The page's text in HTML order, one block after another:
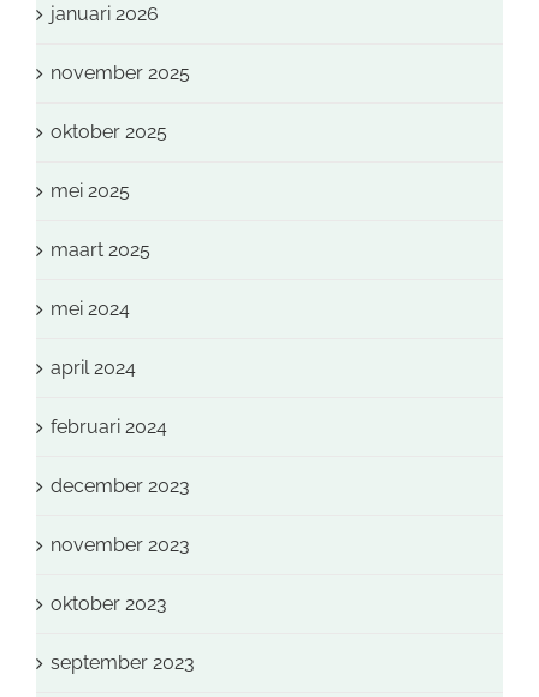
januari 2026
november 2025
oktober 2025
mei 2025
maart 2025
mei 2024
april 2024
februari 2024
december 2023
november 2023
oktober 2023
september 2023